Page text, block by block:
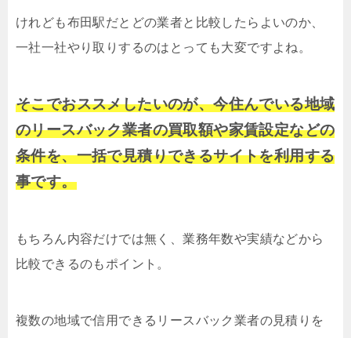
けれども布田駅だとどの業者と比較したらよいのか、
一社一社やり取りするのはとっても大変ですよね。
そこでおススメしたいのが、今住んでいる地域
のリースバック業者の買取額や家賃設定などの
条件を、一括で見積りできるサイトを利用する
事です。
もちろん内容だけでは無く、業務年数や実績などから
比較できるのもポイント。
複数の地域で信用できるリースバック業者の見積りを